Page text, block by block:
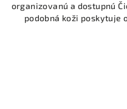
organizovanú a dostupnú
podobná koži poskytuje